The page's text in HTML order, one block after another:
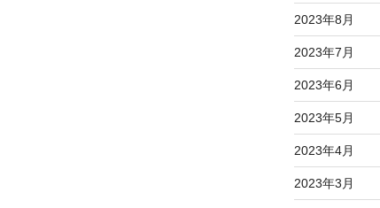
2023年8月
2023年7月
2023年6月
2023年5月
2023年4月
2023年3月